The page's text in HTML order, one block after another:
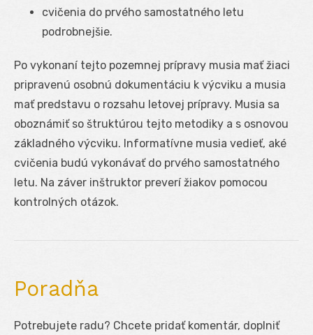
cvičenia do prvého samostatného letu
podrobnejšie.
Po vykonaní tejto pozemnej prípravy musia mať žiaci
pripravenú osobnú dokumentáciu k výcviku a musia
mať predstavu o rozsahu letovej prípravy. Musia sa
oboznámiť so štruktúrou tejto metodiky a s osnovou
základného výcviku. Informatívne musia vedieť, aké
cvičenia budú vykonávať do prvého samostatného
letu. Na záver inštruktor preverí žiakov pomocou
kontrolných otázok.
Poradňa
Potrebujete radu? Chcete pridať komentár, doplniť